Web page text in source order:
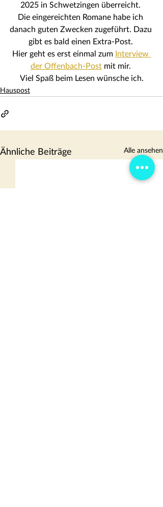
2025 in Schwetzingen überreicht.
Die eingereichten Romane habe ich
danach guten Zwecken zugeführt. Dazu
gibt es bald einen Extra-Post.
Hier geht es erst einmal zum Interview
der Offenbach-Post mit mir.
Viel Spaß beim Lesen wünsche ich.
Hauspost
Ähnliche Beiträge Alle ansehen